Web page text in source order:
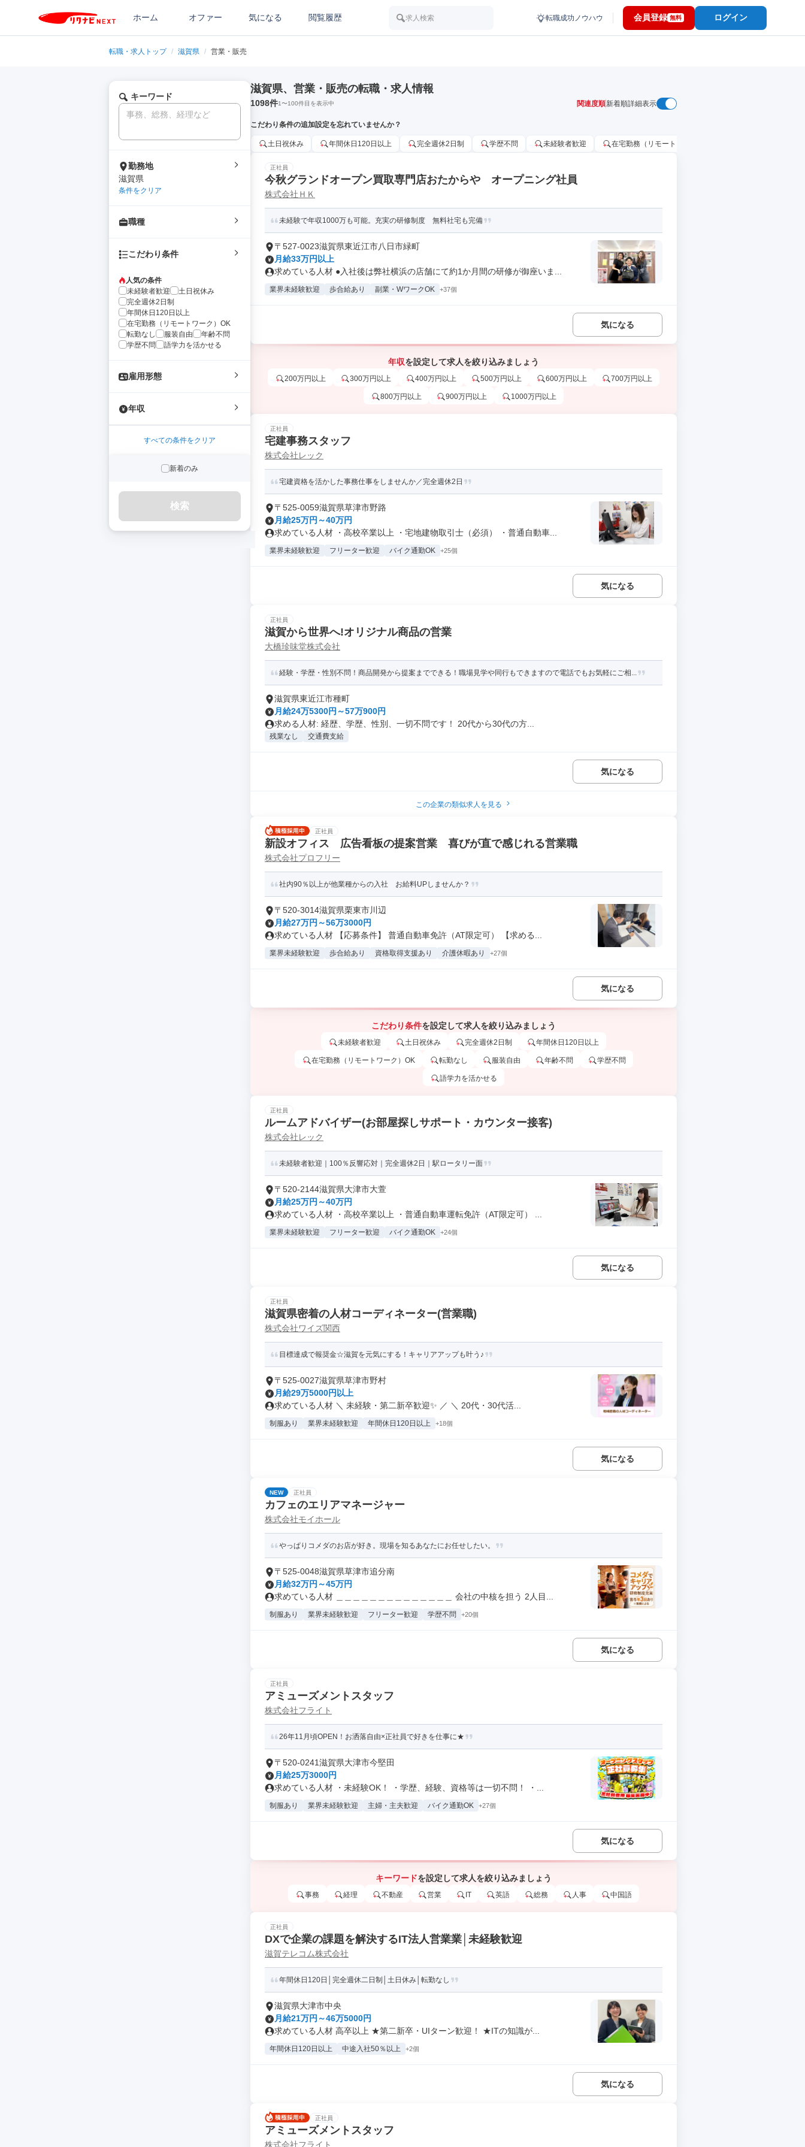
ホーム オファー 気になる 閲覧履歴 求人検索 転職成功ノウハウ 会員登録 無料 ログイン
転職・求人トップ / 滋賀県 / 営業・販売
キーワード
勤務地
滋賀県
条件をクリア
職種
こだわり条件
人気の条件
未経験者歓迎
土日祝休み
完全週休2日制
年間休日120日以上
在宅勤務（リモートワーク）OK
転勤なし
服装自由
年齢不問
学歴不問
語学力を活かせる
雇用形態
年収
すべての条件をクリア
新着のみ
検索
滋賀県、営業・販売の転職・求人情報
1098件1〜100件目を表示中 関連度順新着順詳細表示
こだわり条件の追加設定を忘れていませんか？
土日祝休み 年間休日120日以上 完全週休2日制 学歴不問 未経験者歓迎 在宅勤務（リモートワーク）OK
正社員
今秋グランドオープン買取専門店おたからや オープニング社員
株式会社ＨＫ
未経験で年収1000万も可能。充実の研修制度 無料社宅も完備
〒527-0023滋賀県東近江市八日市緑町
月給33万円以上
求めている人材 ●入社後は弊社横浜の店舗にて約1か月間の研修が御座いま...
業界未経験歓迎 歩合給あり 副業・WワークOK +37個
気になる
年収を設定して求人を絞り込みましょう
200万円以上 300万円以上 400万円以上 500万円以上 600万円以上 700万円以上
800万円以上 900万円以上 1000万円以上
正社員
宅建事務スタッフ
株式会社レック
宅建資格を活かした事務仕事をしませんか／完全週休2日
〒525-0059滋賀県草津市野路
月給25万円～40万円
求めている人材 ・高校卒業以上 ・宅地建物取引士（必須） ・普通自動車...
業界未経験歓迎 フリーター歓迎 バイク通勤OK +25個
気になる
正社員
滋賀から世界へ!オリジナル商品の営業
大橋珍味堂株式会社
経験・学歴・性別不問！商品開発から提案までできる！職場見学や同行もできますので電話でもお気軽にご相...
滋賀県東近江市種町
月給24万5300円～57万900円
求める人材: 経歴、学歴、性別、一切不問です！ 20代から30代の方...
残業なし 交通費支給
気になる
この企業の類似求人を見る
正社員
新設オフィス 広告看板の提案営業 喜びが直で感じれる営業職
株式会社プロフリー
社内90％以上が他業種からの入社 お給料UPしませんか？
〒520-3014滋賀県栗東市川辺
月給27万円～56万3000円
求めている人材 【応募条件】 普通自動車免許（AT限定可） 【求める...
業界未経験歓迎 歩合給あり 資格取得支援あり 介護休暇あり +27個
気になる
こだわり条件を設定して求人を絞り込みましょう
未経験者歓迎 土日祝休み 完全週休2日制 年間休日120日以上
在宅勤務（リモートワーク）OK 転勤なし 服装自由 年齢不問 学歴不問
語学力を活かせる
正社員
ルームアドバイザー(お部屋探しサポート・カウンター接客)
株式会社レック
未経験者歓迎｜100％反響応対｜完全週休2日｜駅ロータリー面
〒520-2144滋賀県大津市大萱
月給25万円～40万円
求めている人材 ・高校卒業以上 ・普通自動車運転免許（AT限定可） ...
業界未経験歓迎 フリーター歓迎 バイク通勤OK +24個
気になる
正社員
滋賀県密着の人材コーディネーター(営業職)
株式会社ワイズ関西
目標達成で報奨金☆滋賀を元気にする！キャリアアップも叶う♪
〒525-0027滋賀県草津市野村
月給29万5000円以上
求めている人材 ＼ 未経験・第二新卒歓迎✨ ／ ＼ 20代・30代活...
制服あり 業界未経験歓迎 年間休日120日以上 +18個
気になる
NEW 正社員
カフェのエリアマネージャー
株式会社モイホール
やっぱりコメダのお店が好き。現場を知るあなたにお任せしたい。
〒525-0048滋賀県草津市追分南
月給32万円～45万円
求めている人材 ＿＿＿＿＿＿＿＿＿＿＿＿＿＿ 会社の中核を担う 2人目...
制服あり 業界未経験歓迎 フリーター歓迎 学歴不問 +20個
気になる
正社員
アミューズメントスタッフ
株式会社フライト
26年11月頃OPEN！お洒落自由×正社員で好きを仕事に★
〒520-0241滋賀県大津市今堅田
月給25万3000円
求めている人材 ・未経験OK！ ・学歴、経験、資格等は一切不問！ ・...
制服あり 業界未経験歓迎 主婦・主夫歓迎 バイク通勤OK +27個
気になる
キーワードを設定して求人を絞り込みましょう
事務 経理 不動産 営業 IT 英語 総務 人事 中国語
正社員
DXで企業の課題を解決するIT法人営業業│未経験歓迎
滋賀テレコム株式会社
年間休日120日│完全週休二日制│土日休み│転勤なし
滋賀県大津市中央
月給21万円～46万5000円
求めている人材 高卒以上 ★第二新卒・UIターン歓迎！ ★ITの知識が...
年間休日120日以上 中途入社50％以上 +2個
気になる
正社員
アミューズメントスタッフ
株式会社フライト